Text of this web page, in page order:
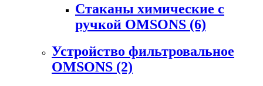
Стаканы химические с
ручкой OMSONS (6)
Устройство фильтровальное
OMSONS (2)